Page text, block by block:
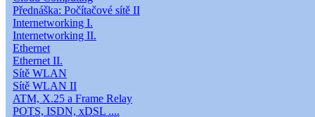
Přednáška: Počítačové sítě II
Internetworking I.
Internetworking II.
Ethernet
Ethernet II.
Sítě WLAN
Sítě WLAN II
ATM, X.25 a Frame Relay
POTS, ISDN, xDSL ....